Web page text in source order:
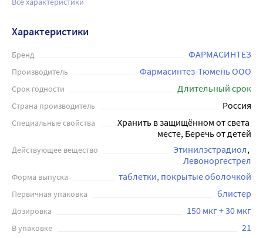
Характеристики
Бренд ФАРМАСИНТЕЗ
Производитель Фармасинтез-Тюмень ООО
Срок годности Длительный срок
Страна производитель Россия
Специальные свойства
Хранить в защищённом от света
месте, Беречь от детей
Действующее вещество
Этинилэстрадиол
Левоноргестрел
Форма выпуска таблетки, покрытые оболочкой
Первичная упаковка блистер
Дозировка 150 мкг + 30 мкг
В упаковке 21